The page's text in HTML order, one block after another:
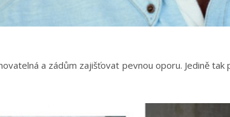
a zádům zajišťovat pevnou oporu. Jedině